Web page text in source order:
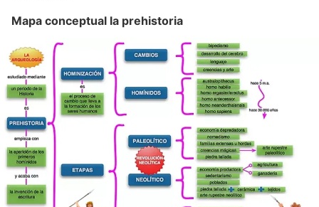
Mapa conceptual la prehistoria